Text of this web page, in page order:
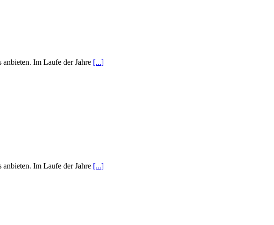
Im Laufe der Jahre [...]
Im Laufe der Jahre [...]